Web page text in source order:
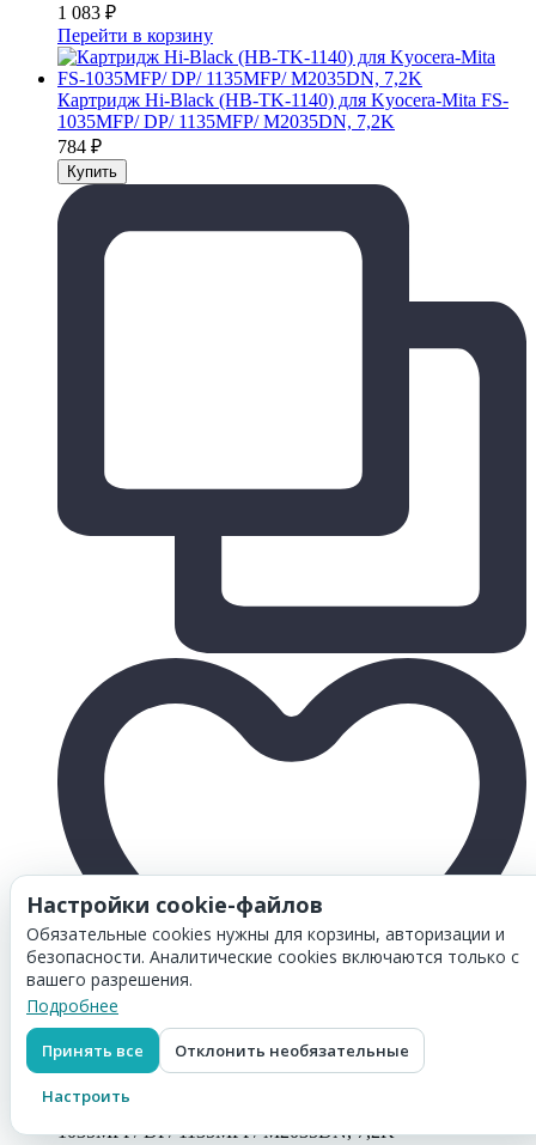
1 083 ₽
Перейти в корзину
Картридж Hi-Black (HB-TK-1140) для Kyocera-Mita FS-
1035MFP/ DP/ 1135MFP/ M2035DN, 7,2K
784 ₽
Картридж Hi-Black (HB-TK-1140) для Kyocera-Mita FS-
1035MFP/ DP/ 1135MFP/ M2035DN, 7,2K
Настройки cookie-файлов
Обязательные cookies нужны для корзины, авторизации и
безопасности. Аналитические cookies включаются только с
вашего разрешения.
Подробнее
Принять все Отклонить необязательные
Настроить